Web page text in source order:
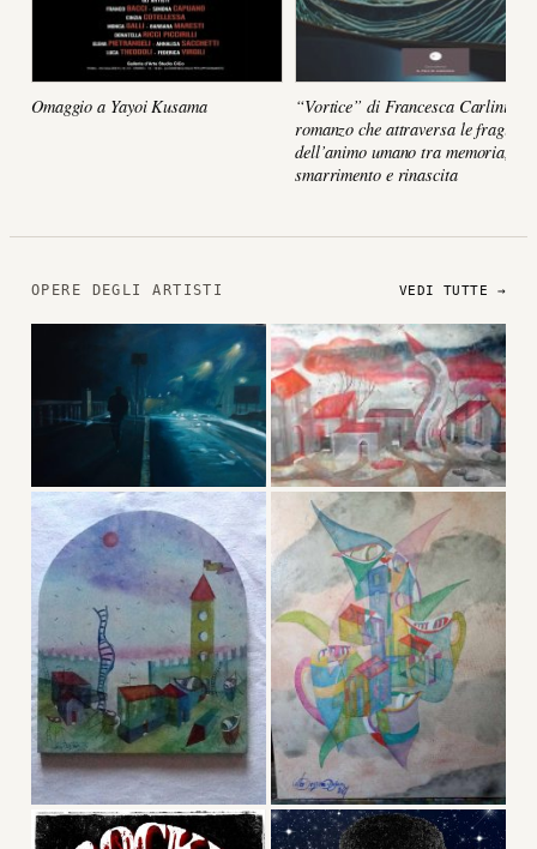
Omaggio a Yayoi Kusama
“Vortice” di Francesca Carlini, un
romanzo che attraversa le fragilità
dell’animo umano tra memoria,
smarrimento e rinascita
OPERE DEGLI ARTISTI VEDI TUTTE →